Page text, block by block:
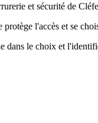
et sécurité de
l'accès et se
dans le choix et